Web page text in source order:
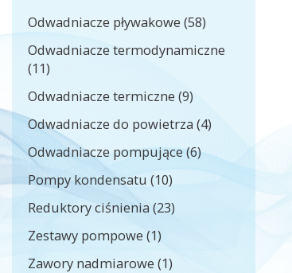
Odwadniacze pływakowe (58)
Odwadniacze termodynamiczne
(11)
Odwadniacze termiczne (9)
Odwadniacze do powietrza (4)
Odwadniacze pompujące (6)
Pompy kondensatu (10)
Reduktory ciśnienia (23)
Zestawy pompowe (1)
Zawory nadmiarowe (1)